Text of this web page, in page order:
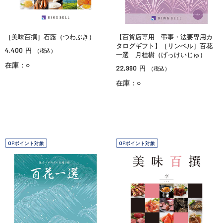
［美味百撰］石蕗（つわぶき）
4,400 円 （税込）
在庫：○
【百貨店専用 弔事・法要専用カ
タログギフト】［リンベル］百花
一選 月桂樹（げっけいじゅ）
22,990 円 （税込）
在庫：○
OPポイント対象 OPポイント対象